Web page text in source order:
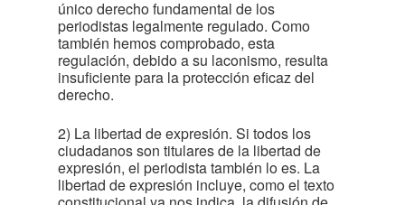
único derecho fundamental de los
periodistas legalmente regulado. Como
también hemos comprobado, esta
regulación, debido a su laconismo, resulta
insuficiente para la protección eficaz del
derecho.
2) La libertad de expresión. Si todos los
ciudadanos son titulares de la libertad de
expresión, el periodista también lo es. La
libertad de expresión incluye, como el texto